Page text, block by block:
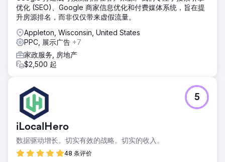
优化 (SEO)、Google 商家信息优化和付费媒体系统，旨在提
升房源排名，而非仅仅带来虚假流量。
Appleton, Wisconsin, United States
PPC, 展示广告 +7
家政服务, 房地产
$2,500 起
iLocalHero
数据驱动增长。切实有效的战略。切实的收入。
48 条评价
5